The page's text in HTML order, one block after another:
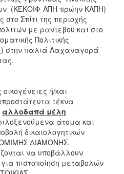
(ΚΕΚΟΙΦ-ΑΠΗ πρώην ΚΑΠΗ)
Σπίτι της περιοχής
με ραντεβού και στο
Πολιτικής
στην παλιά Λαχαναγορά
ή/και
τέκνα
αλλοδαπά μέλη
άτομα και
δικαιολογητικών
ΔΙΑΜΟΝΗΣ.
να υποβάλλουν
για πιστοποίηση μεταβολών